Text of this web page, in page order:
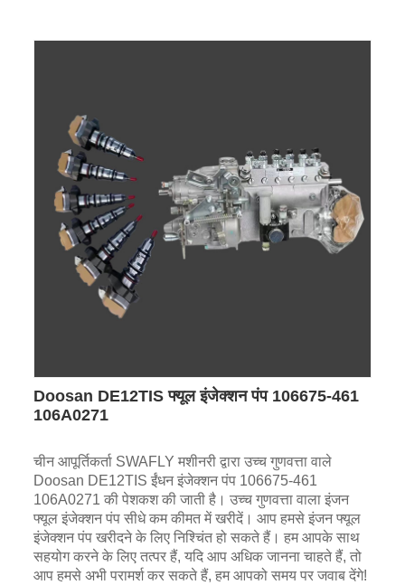
Doosan DE12TIS फ्यूल इंजेक्शन पंप 106675-461
106A0271
चीन आपूर्तिकर्ता SWAFLY मशीनरी द्वारा उच्च गुणवत्ता वाले
Doosan DE12TIS ईंधन इंजेक्शन पंप 106675-461
106A0271 की पेशकश की जाती है। उच्च गुणवत्ता वाला इंजन
फ्यूल इंजेक्शन पंप सीधे कम कीमत में खरीदें। आप हमसे इंजन फ्यूल
इंजेक्शन पंप खरीदने के लिए निश्चिंत हो सकते हैं। हम आपके साथ
सहयोग करने के लिए तत्पर हैं, यदि आप अधिक जानना चाहते हैं, तो
आप हमसे अभी परामर्श कर सकते हैं, हम आपको समय पर जवाब देंगे!